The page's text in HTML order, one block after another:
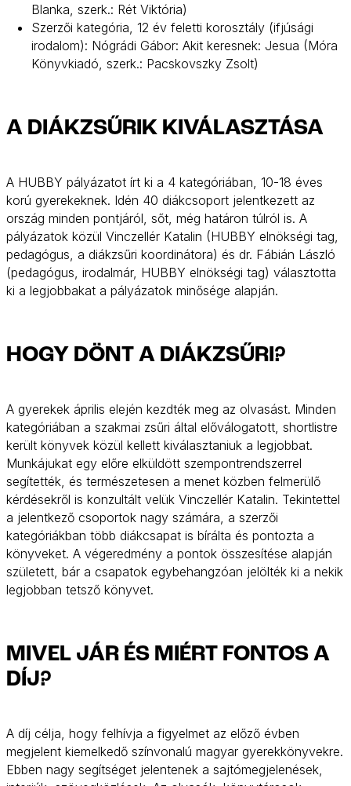
Blanka, szerk.: Rét Viktória)
Szerzői kategória, 12 év feletti korosztály (ifjúsági
irodalom): Nógrádi Gábor: Akit keresnek: Jesua (Móra
Könyvkiadó, szerk.: Pacskovszky Zsolt)
A DIÁKZSŰRIK KIVÁLASZTÁSA
A HUBBY pályázatot írt ki a 4 kategóriában, 10-18 éves
korú gyerekeknek. Idén 40 diákcsoport jelentkezett az
ország minden pontjáról, sőt, még határon túlról is. A
pályázatok közül Vinczellér Katalin (HUBBY elnökségi tag,
pedagógus, a diákzsűri koordinátora) és dr. Fábián László
(pedagógus, irodalmár, HUBBY elnökségi tag) választotta
ki a legjobbakat a pályázatok minősége alapján.
HOGY DÖNT A DIÁKZSŰRI?
A gyerekek április elején kezdték meg az olvasást. Minden
kategóriában a szakmai zsűri által előválogatott, shortlistre
került könyvek közül kellett kiválasztaniuk a legjobbat.
Munkájukat egy előre elküldött szempontrendszerrel
segítették, és természetesen a menet közben felmerülő
kérdésekről is konzultált velük Vinczellér Katalin. Tekintettel
a jelentkező csoportok nagy számára, a szerzői
kategóriákban több diákcsapat is bírálta és pontozta a
könyveket. A végeredmény a pontok összesítése alapján
született, bár a csapatok egybehangzóan jelölték ki a nekik
legjobban tetsző könyvet.
MIVEL JÁR ÉS MIÉRT FONTOS A
DÍJ?
A díj célja, hogy felhívja a figyelmet az előző évben
megjelent kiemelkedő színvonalú magyar gyerekkönyvekre.
Ebben nagy segítséget jelentenek a sajtómegjelenések,